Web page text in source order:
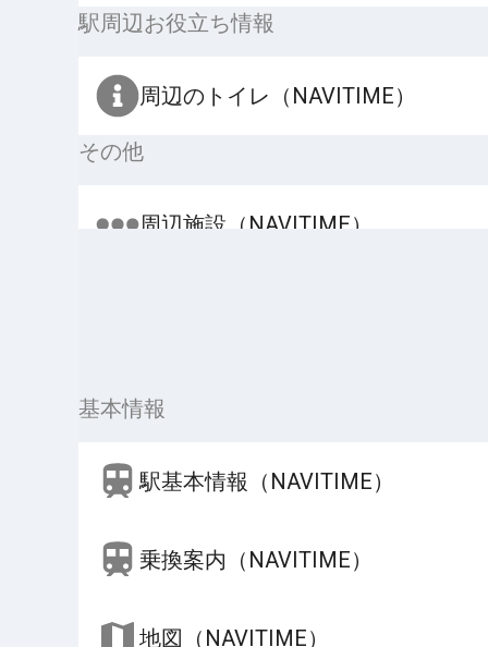
駅周辺お役立ち情報
周辺のトイレ（NAVITIME）
その他
周辺施設（NAVITIME）
基本情報
駅基本情報（NAVITIME）
乗換案内（NAVITIME）
地図（NAVITIME）